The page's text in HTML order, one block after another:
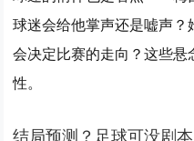
球迷会给他掌声还是嘘声
会决定比赛的走向？这些
性。
结局预测？足球可没剧本